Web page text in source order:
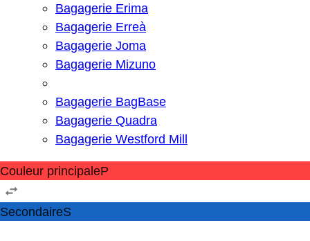
Bagagerie Erima
Bagagerie Erreà
Bagagerie Joma
Bagagerie Mizuno
Bagagerie BagBase
Bagagerie Quadra
Bagagerie Westford Mill
Couleur principaleP
SecondaireS